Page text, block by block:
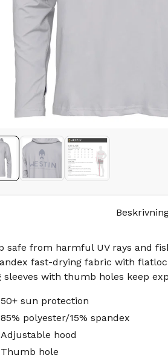
safe from harmful UV rays and
fast-drying fabric with
sleeves with thumb holes keep
50+ sun protection
85% polyester/15% spandex
Adjustable hood
Thumb hole